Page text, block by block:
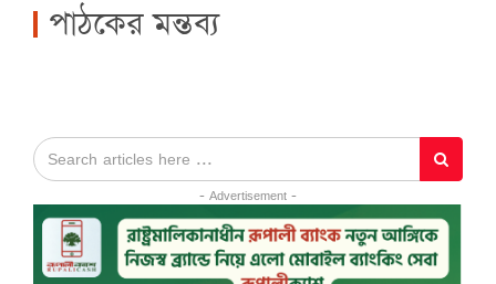
পাঠকের মন্তব্য
- Advertisement -